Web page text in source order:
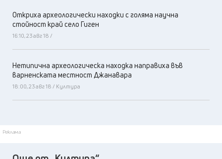
Откриха археологически находки с голяма научна
стойност край село Гиген
16:10, 23 авг 18 /
Нетипична археологическа находка направиха във
варненската местност Джанавара
18:00, 23 авг 18 / Култура
Реклама